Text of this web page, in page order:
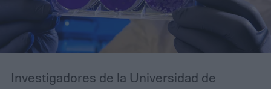
Investigadores de la Universidad de